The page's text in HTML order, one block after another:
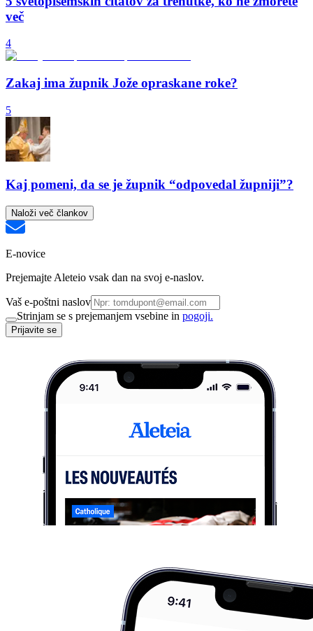
več
4
Zakaj ima župnik Jože opraskane roke?
5
Kaj pomeni, da se je župnik “odpovedal župniji”?
Naloži več člankov
E-novice
Prejemajte Aleteio vsak dan na svoj e-naslov.
Vaš e-poštni naslov
Strinjam se s prejemanjem vsebine in pogoji.
Prijavite se